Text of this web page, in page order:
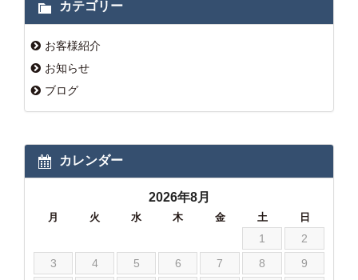
カテゴリー
お客様紹介
お知らせ
ブログ
カレンダー
2026年8月
月 火 水 木 金 土 日
1
2
3
4 5 6 7 8
9